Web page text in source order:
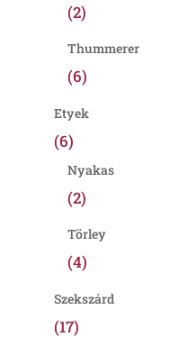
(2)
Thummerer
(6)
Etyek
(6)
Nyakas
(2)
Törley
(4)
Szekszárd
(17)